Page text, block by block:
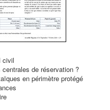
civil
de réservation ?
en périmètre protégé